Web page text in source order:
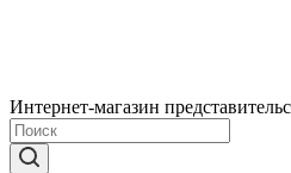
Интернет-магазин